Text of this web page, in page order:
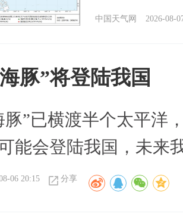
中国天气网 2026-08-
豚”将登陆我国
豚”已横渡半个太平洋
能会登陆我国，未来
06 20:15 分享